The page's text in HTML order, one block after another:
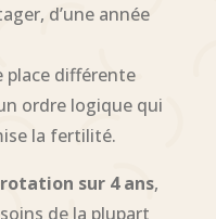
d’une année
place différente
ordre logique qui
la fertilité.
rotation sur 4 ans,
de la plupart